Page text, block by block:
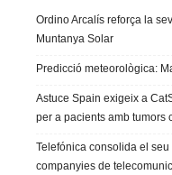
Ordino Arcalís reforça la
Muntanya Solar
Predicció meteorològica:
Astuce Spain exigeix a
per a pacients amb tumors
Telefónica consolida el
companyies de